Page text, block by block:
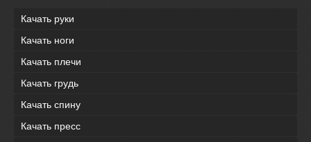
Качать руки
Качать ноги
Качать плечи
Качать грудь
Качать спину
Качать пресс